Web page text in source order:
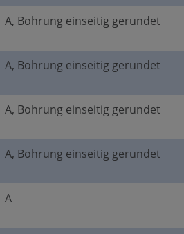
A, Bohrung einseitig gerundet
A, Bohrung einseitig gerundet
A, Bohrung einseitig gerundet
A, Bohrung einseitig gerundet
A